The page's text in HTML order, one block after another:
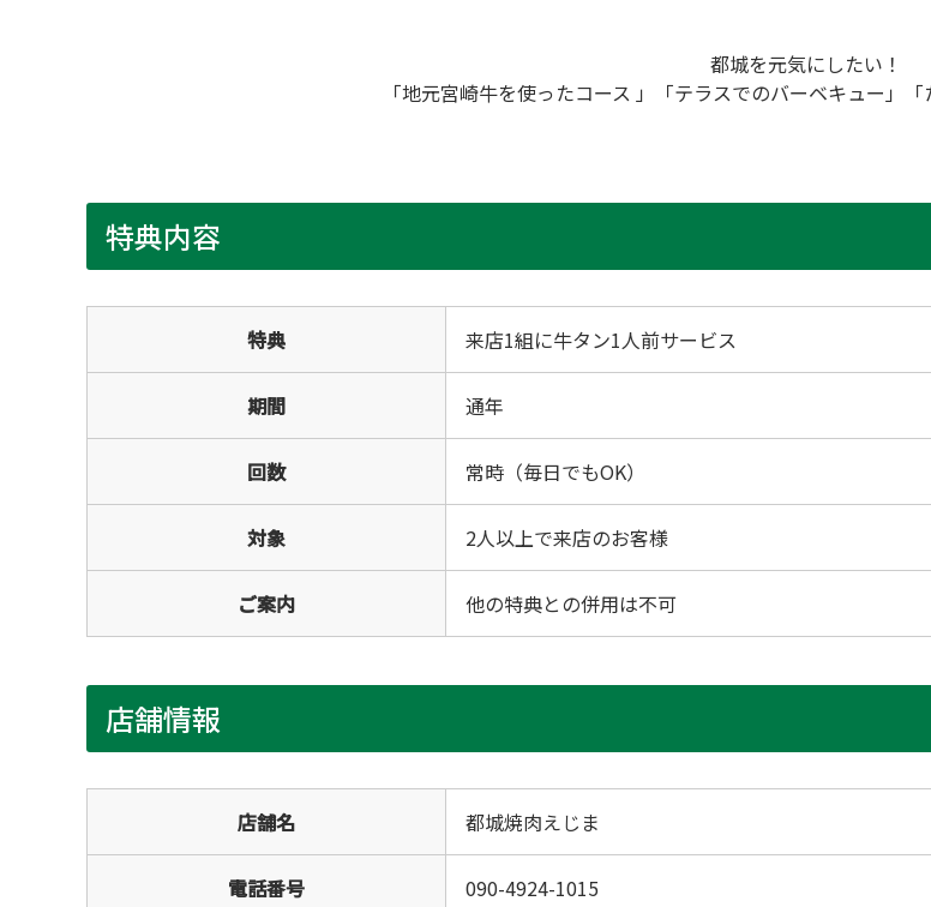
都城を元気にしたい！
「地元宮崎牛を使ったコース 」「テラスでのバーベキュー」
特典内容
特典 来店1組に牛タン1人前サービス
期間 通年
回数 常時（毎日でもOK）
対象 2人以上で来店のお客様
ご案内 他の特典との併用は不可
店舗情報
店舗名 都城焼肉えじま
電話番号 090-4924-1015